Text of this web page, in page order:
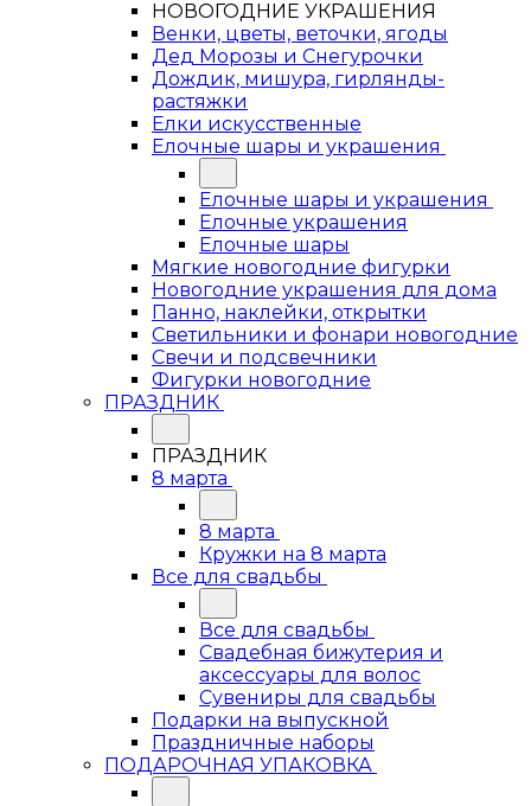
НОВОГОДНИЕ УКРАШЕНИЯ
Венки, цветы, веточки, ягоды
Дед Морозы и Снегурочки
Дождик, мишура, гирлянды-
растяжки
Елки искусственные
Елочные шары и украшения
Елочные шары и украшения
Елочные украшения
Елочные шары
Мягкие новогодние фигурки
Новогодние украшения для дома
Панно, наклейки, открытки
Светильники и фонари новогодние
Свечи и подсвечники
Фигурки новогодние
ПРАЗДНИК
ПРАЗДНИК
8 марта
8 марта
Кружки на 8 марта
Все для свадьбы
Все для свадьбы
Свадебная бижутерия и
аксессуары для волос
Сувениры для свадьбы
Подарки на выпускной
Праздничные наборы
ПОДАРОЧНАЯ УПАКОВКА